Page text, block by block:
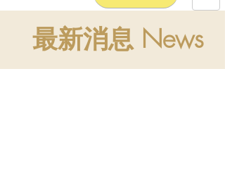
最新消息 News